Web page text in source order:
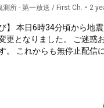
所 - 第一放送 / First Ch. • 2
】 本日6時34分頃から地
更となりました。 ご迷惑
。 これからも無停止配信